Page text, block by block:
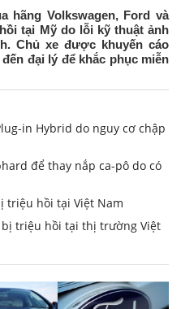
hãng Volkswagen, Ford và
tại Mỹ do lỗi kỹ thuật ảnh
Chủ xe được khuyến cáo
đại lý để khắc phục miễn
in Hybrid do nguy cơ chập
để thay nắp ca-pô do có
triệu hồi tại Việt Nam
bị triệu hồi tại thị trường Việt